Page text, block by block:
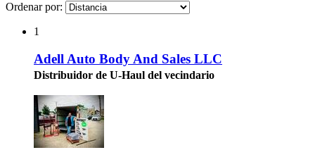
Ordenar por:
1
Adell Auto Body And Sales LLC
Distribuidor de U-Haul del vecindario